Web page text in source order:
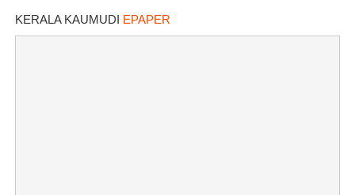
KERALA KAUMUDI EPAPER